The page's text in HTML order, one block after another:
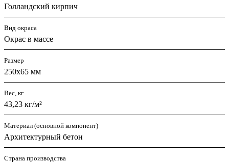
Голландский кирпич
Вид окраса
Окрас в массе
Размер
250х65 мм
Вес, кг
43,23 кг/м²
Материал (основной компонент)
Архитектурный бетон
Страна производства